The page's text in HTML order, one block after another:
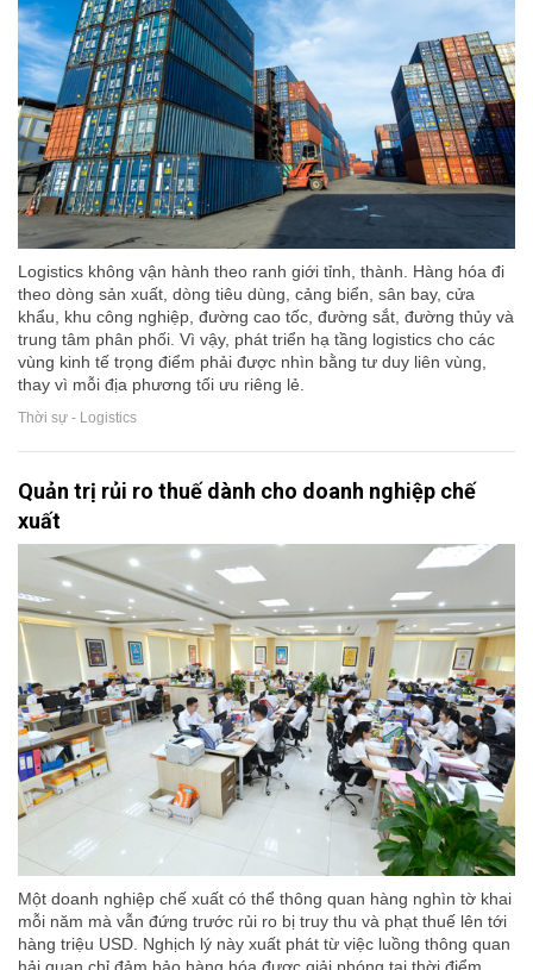
Logistics không vận hành theo ranh giới tỉnh, thành. Hàng hóa đi
theo dòng sản xuất, dòng tiêu dùng, cảng biển, sân bay, cửa
khẩu, khu công nghiệp, đường cao tốc, đường sắt, đường thủy và
trung tâm phân phối. Vì vậy, phát triển hạ tầng logistics cho các
vùng kinh tế trọng điểm phải được nhìn bằng tư duy liên vùng,
thay vì mỗi địa phương tối ưu riêng lẻ.
Thời sự - Logistics
Quản trị rủi ro thuế dành cho doanh nghiệp chế
xuất
Một doanh nghiệp chế xuất có thể thông quan hàng nghìn tờ khai
mỗi năm mà vẫn đứng trước rủi ro bị truy thu và phạt thuế lên tới
hàng triệu USD. Nghịch lý này xuất phát từ việc luồng thông quan